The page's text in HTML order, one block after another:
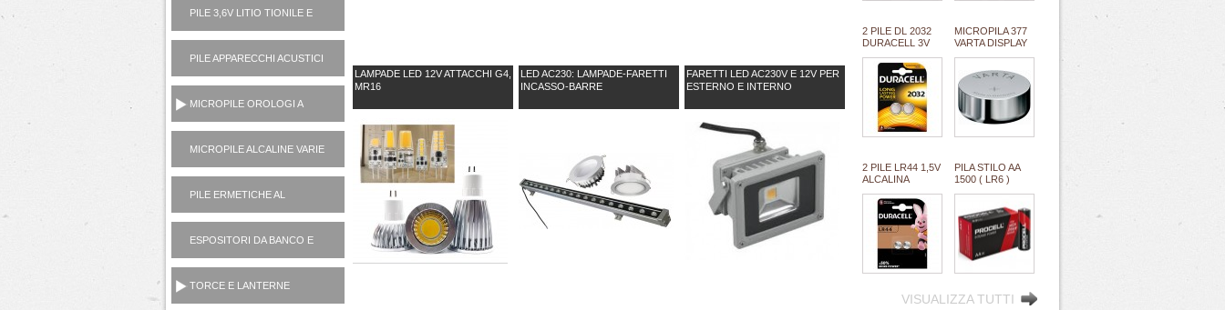
PILE 3,6V LITIO TIONILE E
3V LITIO MANGANESE (USA
PILE APPARECCHI ACUSTICI
1,4V ZINCO ARIA
MICROPILE OROLOGI A
PASTICCA OSSIDO
MICROPILE ALCALINE VARIE
(1,5V, 6V, 12V)
PILE ERMETICHE AL
PIOMBO 6V E 12V
ESPOSITORI DA BANCO E
TERRA
TORCE E LANTERNE
PORTATILI
LAMPADE LED 12V ATTACCHI G4,
MR16
LED AC230: LAMPADE-FARETTI
INCASSO-BARRE
FARETTI LED AC230V E 12V PER
ESTERNO E INTERNO
2 PILE DL 2032
DURACELL 3V
equivalente
cr2032 (#27A
11127A)
MICROPILA 377
VARTA DISPLAY
(equival.376,rw329,sr626,SR66/37/39)
#134
2 PILE LR44 1,5V
ALCALINA
111024)
PILA STILO AA
1500 ( LR6 )
INTENSE
INDUSTRIAL
high quality by
DURACELL
"SFUSO/BULK"
(#68A 111068A)
PILE/BOX 2,5KG
VISUALIZZA TUTTI